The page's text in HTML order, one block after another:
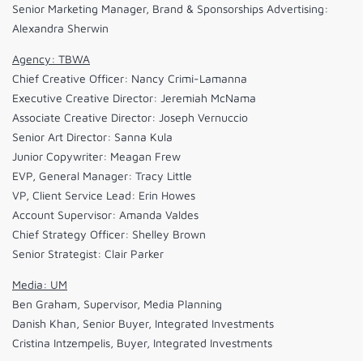
Senior Marketing Manager, Brand & Sponsorships Advertising:
Alexandra Sherwin
Agency: TBWA
Chief Creative Officer: Nancy Crimi-Lamanna
Executive Creative Director: Jeremiah McNama
Associate Creative Director: Joseph Vernuccio
Senior Art Director: Sanna Kula
Junior Copywriter: Meagan Frew
EVP, General Manager: Tracy Little
VP, Client Service Lead: Erin Howes
Account Supervisor: Amanda Valdes
Chief Strategy Officer: Shelley Brown
Senior Strategist: Clair Parker
Media: UM
Ben Graham, Supervisor, Media Planning
Danish Khan, Senior Buyer, Integrated Investments
Cristina Intzempelis, Buyer, Integrated Investments